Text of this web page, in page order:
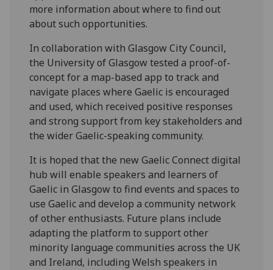
more information about where to find out
about such opportunities.
In collaboration with Glasgow City Council,
the University of Glasgow tested a proof-of-
concept for a map-based app to track and
navigate places where Gaelic is encouraged
and used, which received positive responses
and strong support from key stakeholders and
the wider Gaelic-speaking community.
It is hoped that the new Gaelic Connect digital
hub will enable speakers and learners of
Gaelic in Glasgow to find events and spaces to
use Gaelic and develop a community network
of other enthusiasts. Future plans include
adapting the platform to support other
minority language communities across the UK
and Ireland, including Welsh speakers in